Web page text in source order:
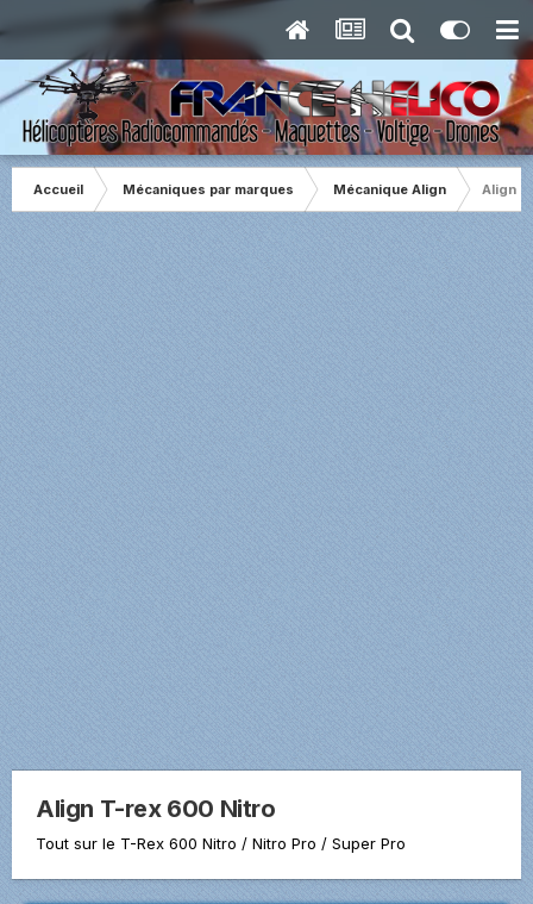
Accueil Mécaniques par marques Mécanique Align Align
Align T-rex 600 Nitro
Tout sur le T-Rex 600 Nitro / Nitro Pro / Super Pro